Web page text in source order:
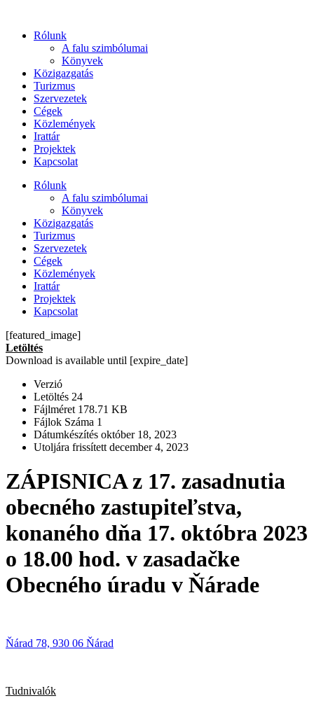
tartalomhoz
Rólunk
A falu szimbólumai
Könyvek
Közigazgatás
Turizmus
Szervezetek
Cégek
Közlemények
Irattár
Projektek
Kapcsolat
Rólunk
A falu szimbólumai
Könyvek
Közigazgatás
Turizmus
Szervezetek
Cégek
Közlemények
Irattár
Projektek
Kapcsolat
[featured_image]
Letöltés
Download is available until [expire_date]
Verzió
Letöltés 24
Fájlméret 178.71 KB
Fájlok Száma 1
Dátumkészítés október 18, 2023
Utoljára frissített december 4, 2023
ZÁPISNICA z 17. zasadnutia
obecného zastupiteľstva,
konaného dňa 17. októbra 2023
o 18.00 hod. v zasadačke
Obecného úradu v Ňárade
Ňárad 78, 930 06 Ňárad
Tudnivalók